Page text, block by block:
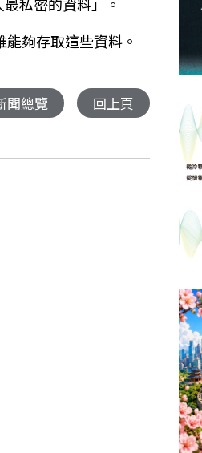
私密的資料」。
夠存取這些資料。
聞總覽 回上頁